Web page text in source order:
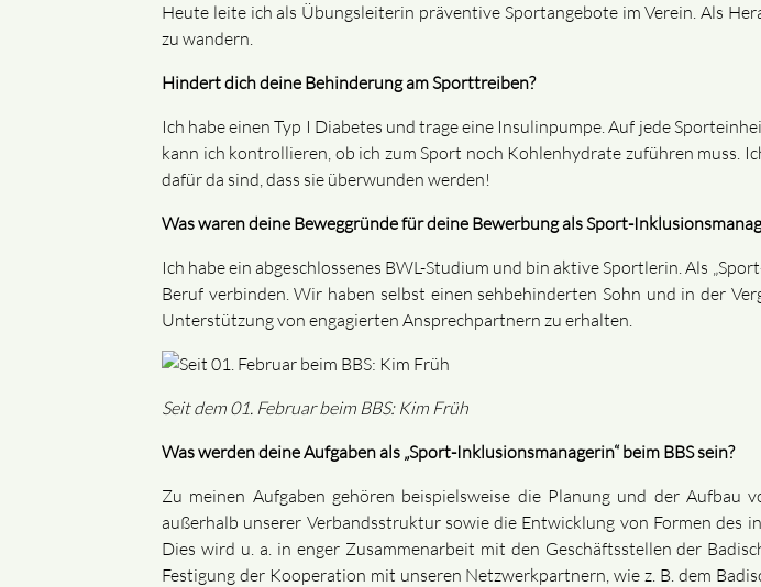
Heute leite ich als Übungsleiterin präventive Sportangebote im Verein. Als
zu wandern.
Hindert dich deine Behinderung am Sporttreiben?
Ich habe einen Typ I Diabetes und trage eine Insulinpumpe. Auf jede
kann ich kontrollieren, ob ich zum Sport noch Kohlenhydrate zuführen muss.
dafür da sind, dass sie überwunden werden!
Was waren deine Beweggründe für deine Bewerbung als Sport-
Ich habe ein abgeschlossenes BWL-Studium und bin aktive Sportlerin. Als
Beruf verbinden. Wir haben selbst einen sehbehinderten Sohn und in der
Unterstützung von engagierten Ansprechpartnern zu erhalten.
Seit dem 01. Februar beim BBS: Kim Früh
Was werden deine Aufgaben als „Sport-Inklusionsmanagerin“ beim BBS sein?
Zu meinen Aufgaben gehören beispielsweise die Planung und der
außerhalb unserer Verbandsstruktur sowie die Entwicklung von Formen des
Dies wird u. a. in enger Zusammenarbeit mit den Geschäftsstellen der
Festigung der Kooperation mit unseren Netzwerkpartnern, wie z. B. dem